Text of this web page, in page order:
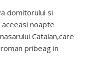
domitorului si
noapte
Catalan,care
pribeag in